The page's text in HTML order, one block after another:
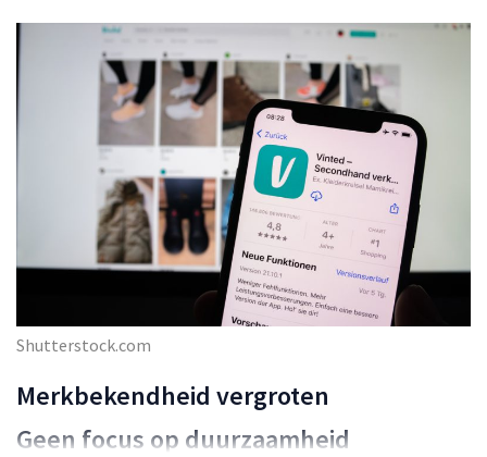
Shutterstock.com
Merkbekendheid vergroten
Geen focus op duurzaamheid